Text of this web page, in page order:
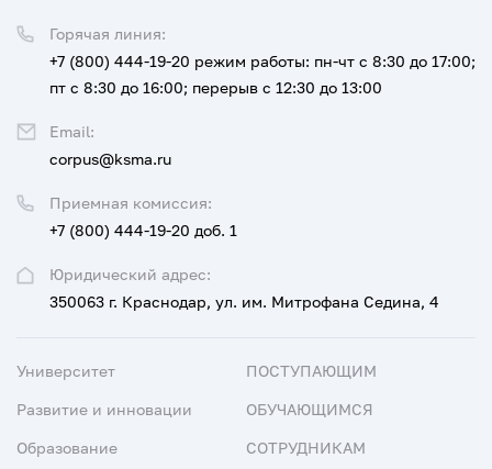
Юридический адрес:
350063 г. Краснодар, ул. им. Митрофана Седина, 4
Приемная комиссия:
+7 (800) 444-19-20 доб. 1
Горячая линия:
+7 (800) 444-19-20 режим работы: пн-чт с 8:30 до 17:00;
пт с 8:30 до 16:00; перерыв с 12:30 до 13:00
Email:
corpus@ksma.ru
Университет
Развитие и инновации
Образование
ПОСТУПАЮЩИМ
ОБУЧАЮЩИМСЯ
СОТРУДНИКАМ